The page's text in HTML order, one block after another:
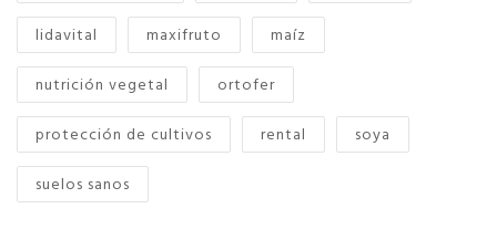
lidavital
maxifruto
maíz
nutrición vegetal
ortofer
protección de cultivos
rental
soya
suelos sanos